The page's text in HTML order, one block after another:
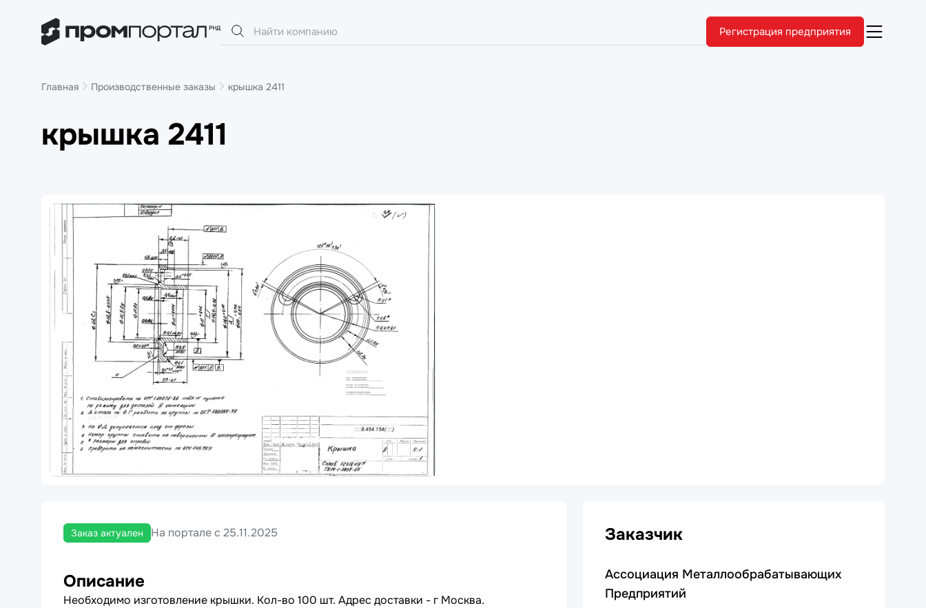
Регистрация предприятия
Главная Производственные заказы крышка 2411
крышка 2411
Заказ актуален На портале с 25.11.2025
Описание
Необходимо изготовление крышки. Кол-во 100 шт. Адрес доставки - г Москва.
Заказчик
Ассоциация Металлообрабатывающих
Предприятий